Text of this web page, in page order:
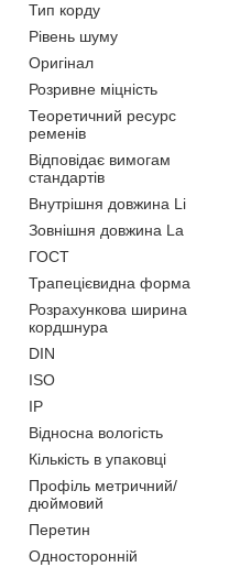
Тип корду
Рівень шуму
Оригінал
Розривне міцність
Теоретичний ресурс
ременів
Відповідає вимогам
стандартів
Внутрішня довжина Li
Зовнішня довжина La
ГОСТ
Трапецієвидна форма
Розрахункова ширина
кордшнура
DIN
ISO
IP
Відносна вологість
Кількість в упаковці
Профіль метричний/
дюймовий
Перетин
Односторонній